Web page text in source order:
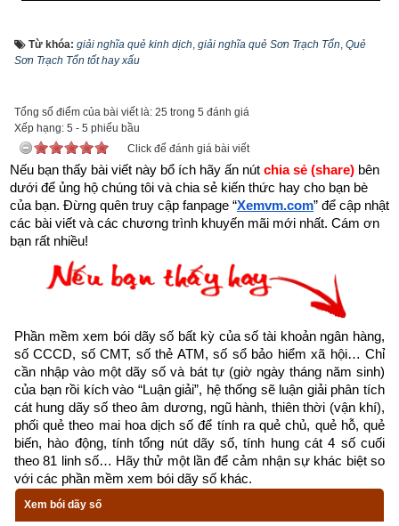
Kinh Dịch là một bộ thiên cổ kì thư. Đa số cho rằng Kinh Dịch
chỉ để xem bói hay đoán biết vận mệnh của ai đó là hiểu biết
“Kinh” có thể hiểu là lời dạy bảo của Thần Phật, Thánh
nhân, để điểm hóa cho con người. Ví dụ: Kinh Phật,
Kinh Thánh, Đạo Đức Kinh,…
“Dịch” là biểu thị cho quá trình phát triển của mọi sinh
mệnh, vạn sự, vạn vật từ lúc khởi nguyên cho đến lúc
kết thúc; tuần hoàn theo một quy luật cái mà Lão Tử gọi
là Đạo, Phật gọi là Pháp.
Từ khóa: giải nghĩa quẻ kinh dịch, giải nghĩa quẻ Sơn Trạch Tổn, Quẻ
Sơn Trạch Tổn tốt hay xấu
Tổng số điểm của bài viết là: 25 trong 5 đánh giá
Xếp hạng: 5 - 5 phiếu bầu
Click để đánh giá bài viết
Nếu bạn thấy bài viết này bổ ích hãy ấn nút chia sẻ (share) bên
dưới để ủng hộ chúng tôi và chia sẻ kiến thức hay cho bạn bè
của bạn. Đừng quên truy cập fanpage “Xemvm.com” để cập nhật
các bài viết và các chương trình khuyến mãi mới nhất. Cám ơn
bạn rất nhiều!
Phần mềm xem bói dãy số bất kỳ của số tài khoản ngân hàng,
số CCCD, số CMT, số thẻ ATM, số sổ bảo hiểm xã hội… Chỉ
cần nhập vào một dãy số và bát tự (giờ ngày tháng năm sinh)
của bạn rồi kích vào “Luận giải”, hệ thống sẽ luận giải phân tích
cát hung dãy số theo âm dương, ngũ hành, thiên thời (vận khí),
phối quẻ theo mai hoa dịch số để tính ra quẻ chủ, quẻ hỗ, quẻ
biến, hào động, tính tổng nút dãy số, tính hung cát 4 số cuối
theo 81 linh số… Hãy thử một lần để cảm nhận sự khác biệt so
với các phần mềm xem bói dãy số khác.
Xem bói dãy số